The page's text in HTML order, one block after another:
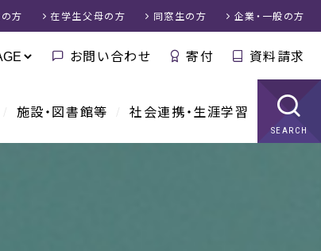
施設・図書館等 社会連携・生涯学習
SEARCH
の方 在学生父母の方 同窓生の方 企業・一般の方
お問い合わせ 寄付 資料請求